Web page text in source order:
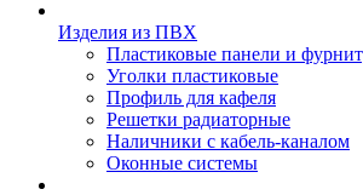
Изделия из ПВХ
Пластиковые панели и
Уголки пластиковые
Профиль для кафеля
Решетки радиаторные
Наличники с кабель-каналом
Оконные системы